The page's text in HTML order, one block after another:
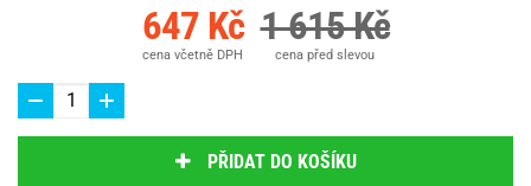
647 Kč
cena včetně DPH
1 615 Kč
cena před slevou
PŘIDAT DO KOŠÍKU